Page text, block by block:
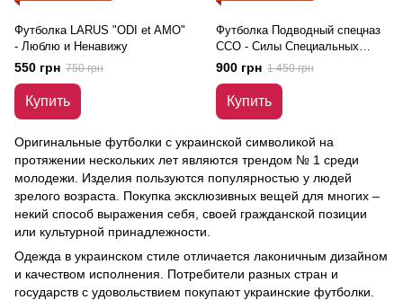
Футболка LARUS "ODI et AMO"
- Люблю и Ненавижу
550 грн 750 грн
Купить
Футболка Подводный спецназ
ССО - Силы Специальных
Операций
900 грн 1 450 грн
Купить
Оригинальные футболки с украинской символикой на
протяжении нескольких лет являются трендом № 1 среди
молодежи. Изделия пользуются популярностью у людей
зрелого возраста. Покупка эксклюзивных вещей для многих –
некий способ выражения себя, своей гражданской позиции
или культурной принадлежности.
Одежда в украинском стиле отличается лаконичным дизайном
и качеством исполнения. Потребители разных стран и
государств с удовольствием покупают украинские футболки.